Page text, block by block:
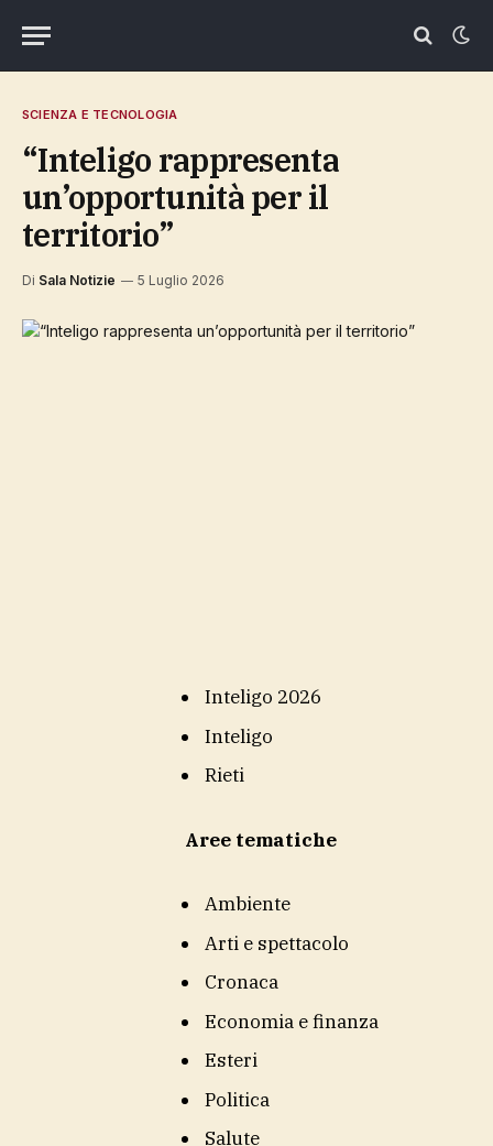
SCIENZA E TECNOLOGIA
“Inteligo rappresenta
un’opportunità per il
territorio”
Di Sala Notizie 5 Luglio 2026
Inteligo 2026
Inteligo
Rieti
Aree tematiche
Ambiente
Arti e spettacolo
Cronaca
Economia e finanza
Esteri
Politica
Salute